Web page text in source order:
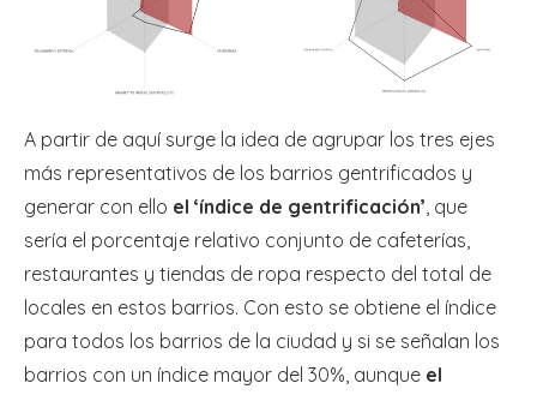
A partir de aquí surge la idea de agrupar los tres ejes
más representativos de los barrios gentrificados y
generar con ello el ‘índice de gentrificación’, que
sería el porcentaje relativo conjunto de cafeterías,
restaurantes y tiendas de ropa respecto del total de
locales en estos barrios. Con esto se obtiene el índice
para todos los barrios de la ciudad y si se señalan los
barrios con un índice mayor del 30%, aunque el